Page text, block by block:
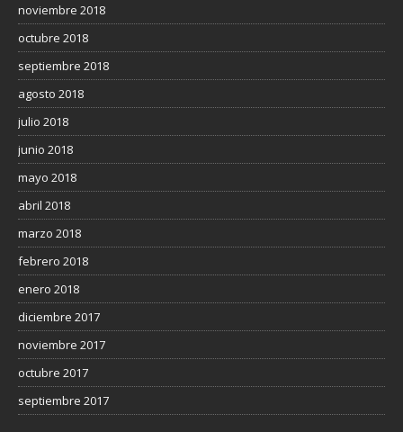
noviembre 2018
octubre 2018
septiembre 2018
agosto 2018
julio 2018
junio 2018
mayo 2018
abril 2018
marzo 2018
febrero 2018
enero 2018
diciembre 2017
noviembre 2017
octubre 2017
septiembre 2017